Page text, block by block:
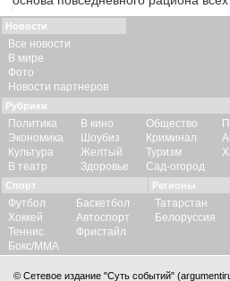
Новости
Все новости
В мире
Фото
Новости партнеров
Рубрики
Политика
Экономика
Культура
В театр
В кино
Шоубиз
Желтый
Здоровье
Общество
Криминал
Туризм
Сад-огород
Спорт
Футбол
Хоккей
Теннис
Бокс/ММА
Баскетбол
Автоспорт
Фристайл
Регионы
Татарстан
Белоруссия
© Сетевое издание "Суть событий"